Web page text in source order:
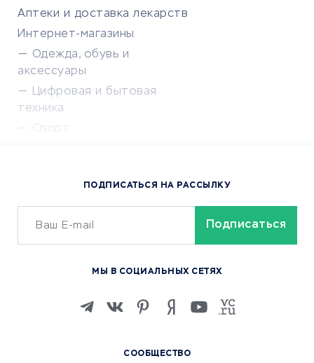
Аптеки и доставка лекарств
Интернет-магазины
Одежда, обувь и
аксессуары
Цифровая и бытовая
техника
Спорт
Сервисы доставки
ОБУЧЕНИЕ И РАБОТА
Изучение иностранных
Маркетинг и продажи
СООБЩЕСТВО
ПОДПИСАТЬСЯ НА РАССЫЛКУ
МЫ В СОЦИАЛЬНЫХ СЕТЯХ